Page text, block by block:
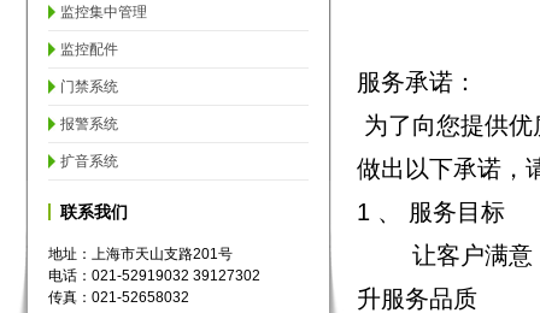
监控集中管理
监控配件
门禁系统
报警系统
扩音系统
联系我们
地址：上海市天山支路201号
电话：021-52919032 39127302
传真：021-52658032
服务承诺：
为了向您提供
做出以下承诺，
1 、 服务目标
让客户满意，
升服务品质